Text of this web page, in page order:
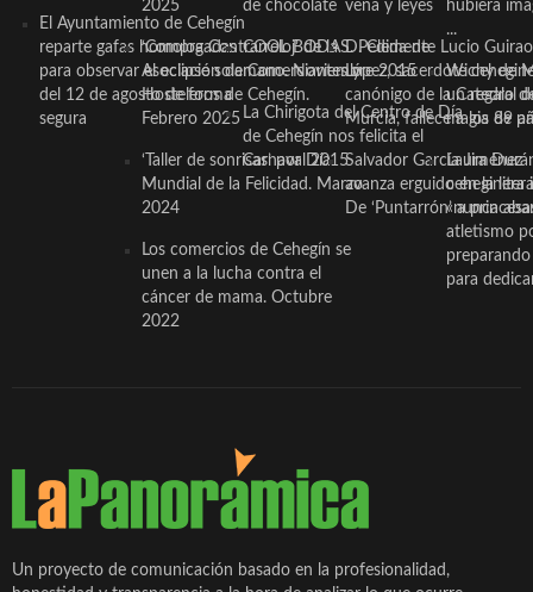
El Ayuntamiento de Cehegín
reparte gafas homologadas
para observar el eclipse solar
del 12 de agosto de forma
segura
2025
‘Compra Contrarreloj’ de la
Asociación de Comerciantes y
Hosteleros de Cehegín.
Febrero 2025
‘Taller de sonrisas’ por Día
Mundial de la Felicidad. Marzo
2024
Los comercios de Cehegín se
unen a la lucha contra el
cáncer de mama. Octubre
2022
de chocolate
COOL BODAS. Pedida de
mano. Noviembre 2015
La Chirigota del Centro de Día
de Cehegín nos felicita el
Carnaval 2015
vena y leyes
D. Clemente Lucio Guirao
López, sacerdote
canónigo de la Catedral
Murcia, fallece a los 89
Salvador García Jiménez
avanza erguido en la
De ‘Puntarrón’ a
hubiera
...
Wichy de
un regalo
magia de
Laura
ceheginera
«nunca
atletismo
para
Un proyecto de comunicación basado en la profesionalidad,